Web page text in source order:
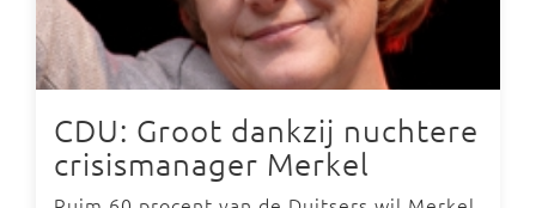
CDU: Groot dankzij nuchtere
crisismanager Merkel